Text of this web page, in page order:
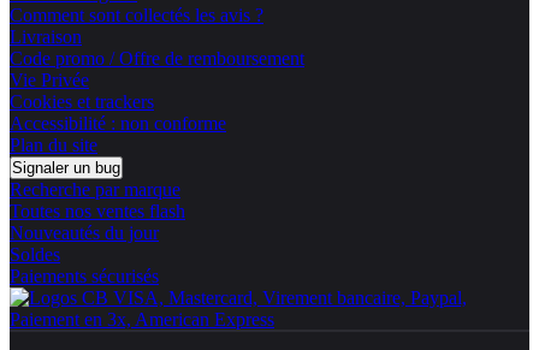
Comment sont collectés les avis ?
Livraison
Code promo / Offre de remboursement
Vie Privée
Cookies et trackers
Accessibilité : non conforme
Plan du site
Signaler un bug
Recherche par marque
Toutes nos ventes flash
Nouveautés du jour
Soldes
Paiements sécurisés